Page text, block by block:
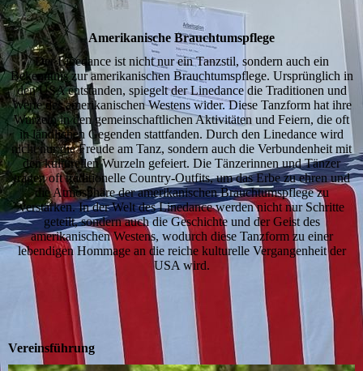
Amerikanische Brauchtumspflege
Der Linedance ist nicht nur ein Tanzstil, sondern auch ein
Bekenntnis zur amerikanischen Brauchtumspflege. Ursprünglich in
den USA entstanden, spiegelt der Linedance die Traditionen und
Werte des amerikanischen Westens wider. Diese Tanzform hat ihre
Wurzeln in den gemeinschaftlichen Aktivitäten und Feiern, die oft
in ländlichen Gegenden stattfanden. Durch den Linedance wird
nicht nur die Freude am Tanz, sondern auch die Verbundenheit mit
den kulturellen Wurzeln gefeiert. Die Tänzerinnen und Tänzer
tragen oft traditionelle Country-Outfits, um das Erbe zu ehren und
die Atmosphäre der amerikanischen Brauchtumspflege zu
verstärken. In der Welt des Linedance werden nicht nur Schritte
geteilt, sondern auch die Geschichte und der Geist des
amerikanischen Westens, wodurch diese Tanzform zu einer
lebendigen Hommage an die reiche kulturelle Vergangenheit der
USA wird.
Vereinsführung